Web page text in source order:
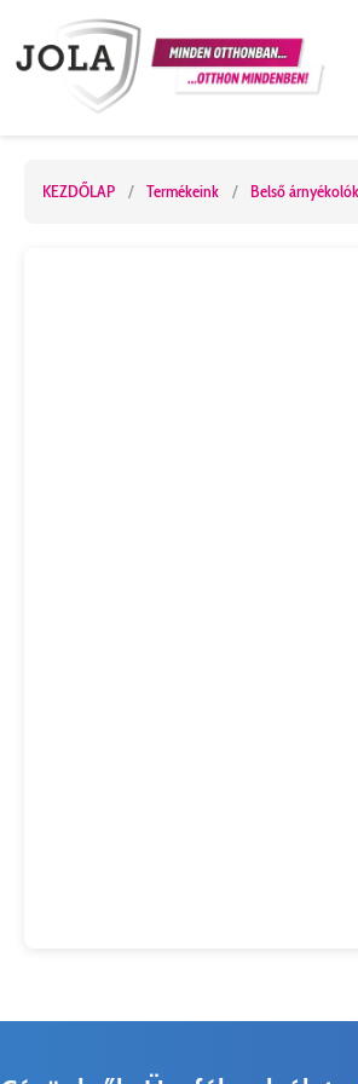
KEZDŐLAP / Termékeink / Belső árnyékolók